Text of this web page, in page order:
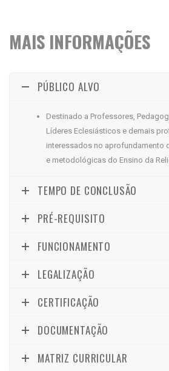
MAIS INFORMAÇÕES
PÚBLICO ALVO
Destinado a Professores,
Líderes Eclesiásticos e demais
interessados no aprofundamento
e metodológicas do Ensino da
TEMPO DE CONCLUSÃO
PRÉ-REQUISITO
FUNCIONAMENTO
LEGALIZAÇÃO
CERTIFICAÇÃO
DOCUMENTAÇÃO
MATRIZ CURRICULAR